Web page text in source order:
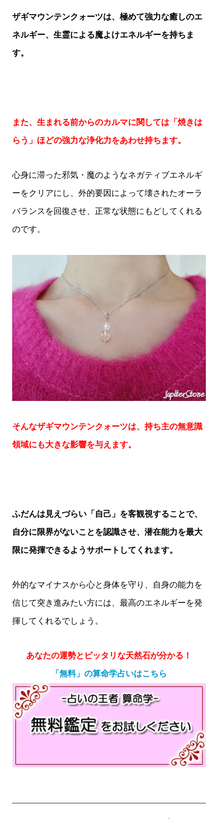
ザギマウンテンクォーツは、極めて強力な癒しのエ
ネルギー、生霊による魔よけエネルギーを持ちま
す。
また、生まれる前からのカルマに関しては「焼きは
らう」ほどの強力な浄化力をあわせ持ちます。
心身に滞った邪気・魔のようなネガティブエネルギ
ーをクリアにし、外的要因によって壊されたオーラ
バランスを回復させ、正常な状態にもどしてくれる
のです。
そんなザギマウンテンクォーツは、持ち主の無意識
領域にも大きな影響を与えます。
ふだんは見えづらい「自己」を客観視することで、
自分に限界がないことを認識させ、潜在能力を最大
限に発揮できるようサポートしてくれます。
外的なマイナスから心と身体を守り、自身の能力を
信じて突き進みたい方には、最高のエネルギーを発
揮してくれるでしょう。
あなたの運勢とピッタリな天然石が分かる！
「無料」の算命学占いはこちら